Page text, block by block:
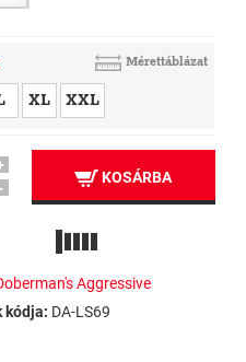
Mérettáblázat
XL XXL
-
KOSÁRBA
Aggressive
kódja: DA-LS69